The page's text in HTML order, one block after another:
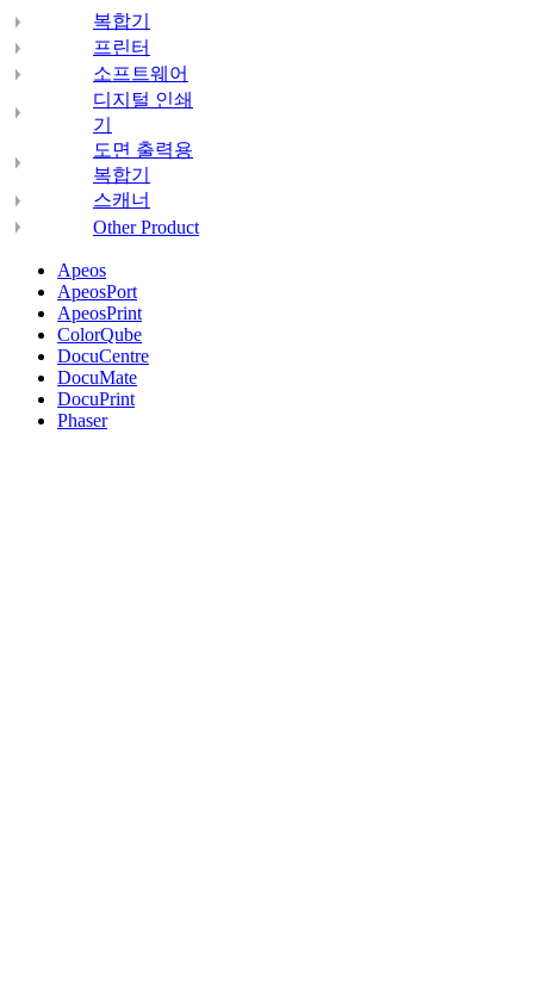
복합기
프린터
소프트웨어
디지털 인쇄
기
도면 출력용
복합기
스캐너
Other Product
Apeos
ApeosPort
ApeosPrint
ColorQube
DocuCentre
DocuMate
DocuPrint
Phaser